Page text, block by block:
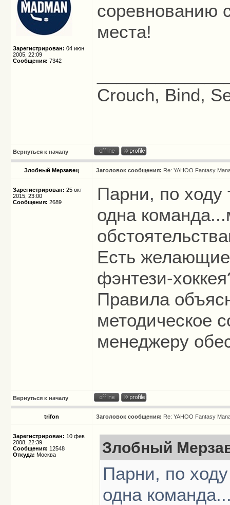
Зарегистрирован: 04 июн
2005, 22:09
Сообщения: 7342
соревнованию
места!
Crouch, Bind,
Вернуться к началу
Злобный Мерзавец Заголовок сообщения: Re: YAHOO Fantasy
Зарегистрирован: 25 окт
2015, 23:00
Сообщения: 2689
Парни, по ходу
одна
Есть
фэнтези-
Правила
методическое
менеджеру
Вернуться к началу
trifon Заголовок сообщения: Re: YAHOO Fantasy
Зарегистрирован: 10 фев
2008, 22:39
Сообщения: 12548
Откуда: Москва Злобный
Парни, по
одна